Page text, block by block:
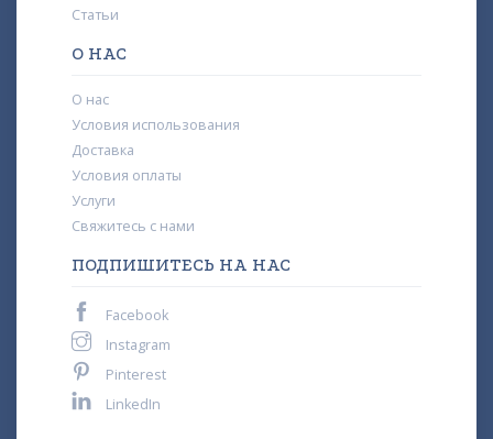
Статьи
О НАС
О нас
Условия использования
Доставка
Условия оплаты
Услуги
Свяжитесь с нами
ПОДПИШИТЕСЬ НА НАС
Facebook
Instagram
Pinterest
LinkedIn